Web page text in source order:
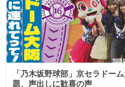
「乃木坂野球部」京セラドー
題、声出しに歓喜の声